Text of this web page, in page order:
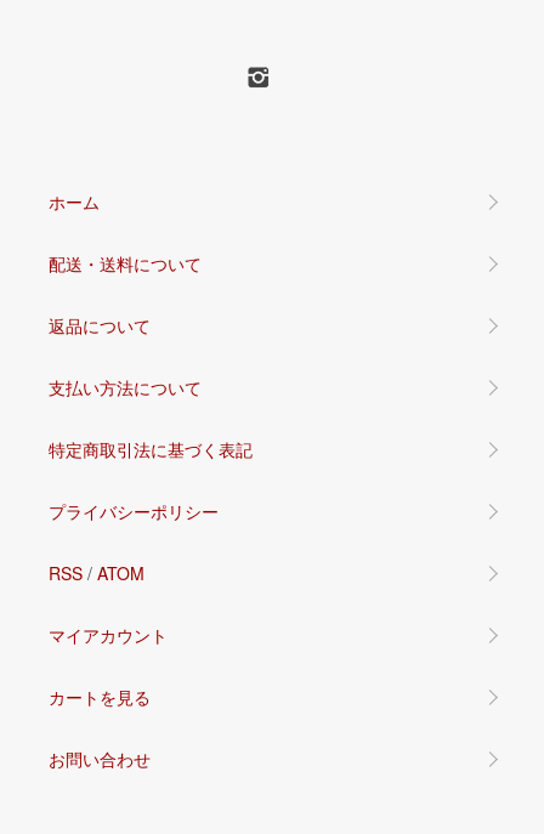
ホーム
配送・送料について
返品について
支払い方法について
特定商取引法に基づく表記
プライバシーポリシー
RSS / ATOM
マイアカウント
カートを見る
お問い合わせ